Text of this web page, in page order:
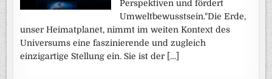
Perspektiven und fördert
Umweltbewusstsein."Die Erde,
unser Heimatplanet, nimmt im weiten Kontext des
Universums eine faszinierende und zugleich
einzigartige Stellung ein. Sie ist der […]